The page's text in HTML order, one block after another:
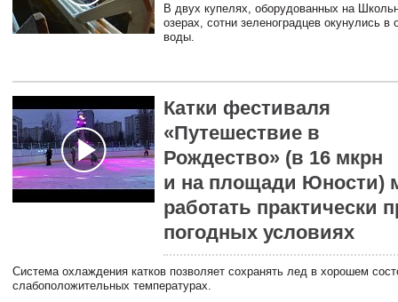
В двух купелях, оборудованных на
озерах, сотни зеленоградцев окунулись
воды.
Катки фестиваля
«Путешествие в
Рождество» (в 16 мкрн
и на площади Юности)
работать практически
погодных условиях
Система охлаждения катков позволяет сохранять лед в хорошем
слабоположительных температурах.